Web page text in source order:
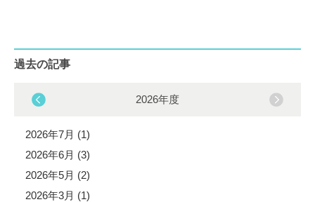
過去の記事
2026年度
2026年7月 (1)
2026年6月 (3)
2026年5月 (2)
2026年3月 (1)